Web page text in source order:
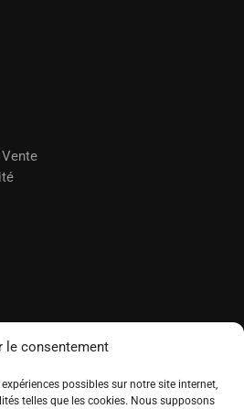
le consentement
possibles sur notre site internet,
telles que les cookies. Nous supposons